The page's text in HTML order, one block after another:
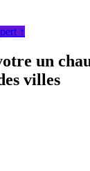
↑
un
villes